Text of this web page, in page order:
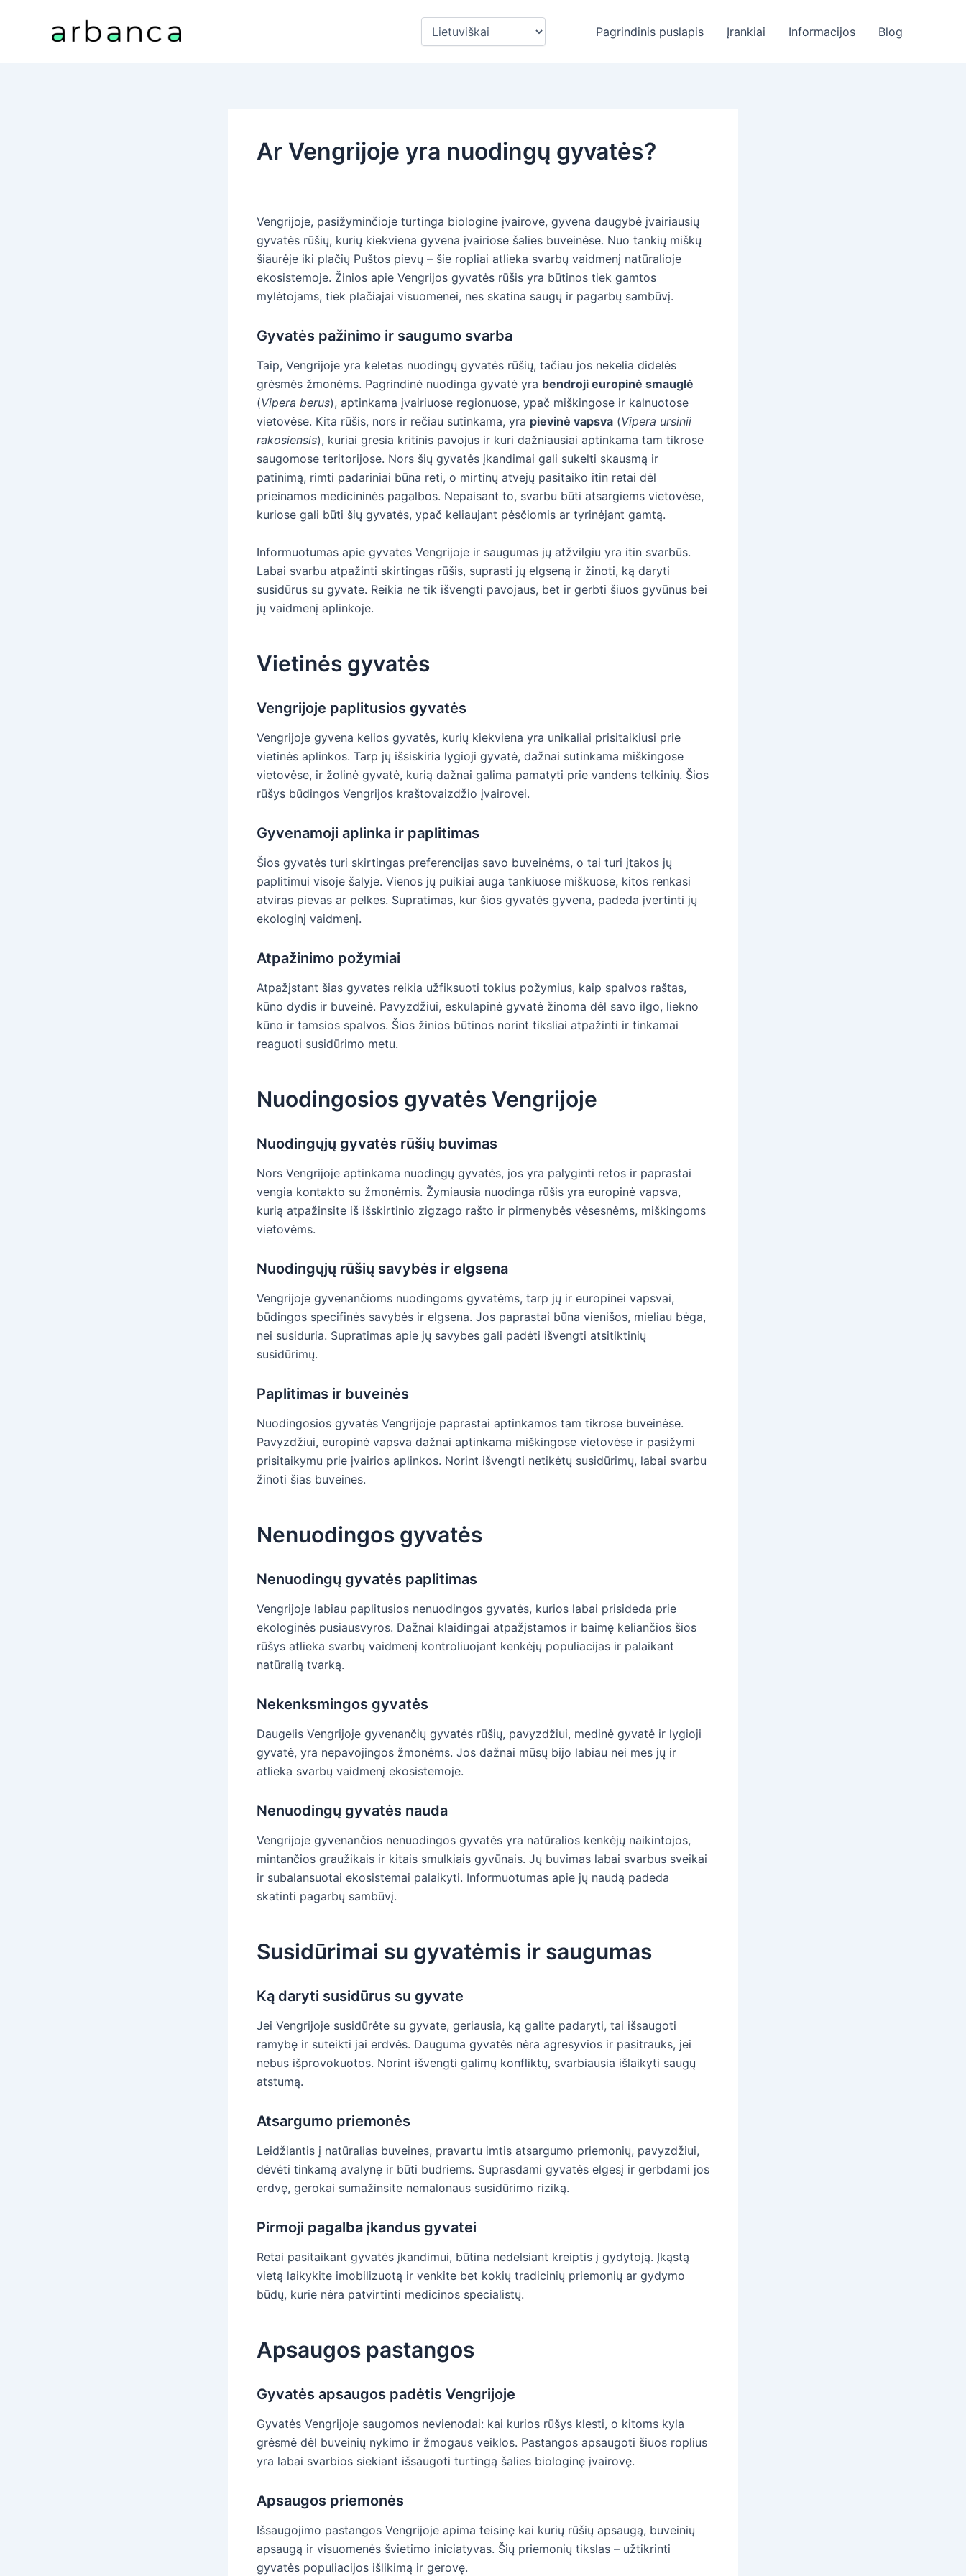
Pasirinkite
kalbą
Pagrindinis puslapis Įrankiai Informacijos Blog
Ar Vengrijoje yra nuodingų gyvatės?
Vengrijoje, pasižyminčioje turtinga biologine įvairove, gyvena daugybė įvairiausių
gyvatės rūšių, kurių kiekviena gyvena įvairiose šalies buveinėse. Nuo tankių miškų
šiaurėje iki plačių Puštos pievų – šie ropliai atlieka svarbų vaidmenį natūralioje
ekosistemoje. Žinios apie Vengrijos gyvatės rūšis yra būtinos tiek gamtos
mylėtojams, tiek plačiajai visuomenei, nes skatina saugų ir pagarbų sambūvį.
Gyvatės pažinimo ir saugumo svarba
Taip, Vengrijoje yra keletas nuodingų gyvatės rūšių, tačiau jos nekelia didelės
grėsmės žmonėms. Pagrindinė nuodinga gyvatė yra bendroji europinė smauglė
(Vipera berus), aptinkama įvairiuose regionuose, ypač miškingose ir kalnuotose
vietovėse. Kita rūšis, nors ir rečiau sutinkama, yra pievinė vapsva (Vipera ursinii
rakosiensis), kuriai gresia kritinis pavojus ir kuri dažniausiai aptinkama tam tikrose
saugomose teritorijose. Nors šių gyvatės įkandimai gali sukelti skausmą ir
patinimą, rimti padariniai būna reti, o mirtinų atvejų pasitaiko itin retai dėl
prieinamos medicininės pagalbos. Nepaisant to, svarbu būti atsargiems vietovėse,
kuriose gali būti šių gyvatės, ypač keliaujant pėsčiomis ar tyrinėjant gamtą.
Informuotumas apie gyvates Vengrijoje ir saugumas jų atžvilgiu yra itin svarbūs.
Labai svarbu atpažinti skirtingas rūšis, suprasti jų elgseną ir žinoti, ką daryti
susidūrus su gyvate. Reikia ne tik išvengti pavojaus, bet ir gerbti šiuos gyvūnus bei
jų vaidmenį aplinkoje.
Vietinės gyvatės
Vengrijoje paplitusios gyvatės
Vengrijoje gyvena kelios gyvatės, kurių kiekviena yra unikaliai prisitaikiusi prie
vietinės aplinkos. Tarp jų išsiskiria lygioji gyvatė, dažnai sutinkama miškingose
vietovėse, ir žolinė gyvatė, kurią dažnai galima pamatyti prie vandens telkinių. Šios
rūšys būdingos Vengrijos kraštovaizdžio įvairovei.
Gyvenamoji aplinka ir paplitimas
Šios gyvatės turi skirtingas preferencijas savo buveinėms, o tai turi įtakos jų
paplitimui visoje šalyje. Vienos jų puikiai auga tankiuose miškuose, kitos renkasi
atviras pievas ar pelkes. Supratimas, kur šios gyvatės gyvena, padeda įvertinti jų
ekologinį vaidmenį.
Atpažinimo požymiai
Atpažįstant šias gyvates reikia užfiksuoti tokius požymius, kaip spalvos raštas,
kūno dydis ir buveinė. Pavyzdžiui, eskulapinė gyvatė žinoma dėl savo ilgo, liekno
kūno ir tamsios spalvos. Šios žinios būtinos norint tiksliai atpažinti ir tinkamai
reaguoti susidūrimo metu.
Nuodingosios gyvatės Vengrijoje
Nuodingųjų gyvatės rūšių buvimas
Nors Vengrijoje aptinkama nuodingų gyvatės, jos yra palyginti retos ir paprastai
vengia kontakto su žmonėmis. Žymiausia nuodinga rūšis yra europinė vapsva,
kurią atpažinsite iš išskirtinio zigzago rašto ir pirmenybės vėsesnėms, miškingoms
vietovėms.
Nuodingųjų rūšių savybės ir elgsena
Vengrijoje gyvenančioms nuodingoms gyvatėms, tarp jų ir europinei vapsvai,
būdingos specifinės savybės ir elgsena. Jos paprastai būna vienišos, mieliau bėga,
nei susiduria. Supratimas apie jų savybes gali padėti išvengti atsitiktinių
susidūrimų.
Paplitimas ir buveinės
Nuodingosios gyvatės Vengrijoje paprastai aptinkamos tam tikrose buveinėse.
Pavyzdžiui, europinė vapsva dažnai aptinkama miškingose vietovėse ir pasižymi
prisitaikymu prie įvairios aplinkos. Norint išvengti netikėtų susidūrimų, labai svarbu
žinoti šias buveines.
Nenuodingos gyvatės
Nenuodingų gyvatės paplitimas
Vengrijoje labiau paplitusios nenuodingos gyvatės, kurios labai prisideda prie
ekologinės pusiausvyros. Dažnai klaidingai atpažįstamos ir baimę keliančios šios
rūšys atlieka svarbų vaidmenį kontroliuojant kenkėjų populiacijas ir palaikant
natūralią tvarką.
Nekenksmingos gyvatės
Daugelis Vengrijoje gyvenančių gyvatės rūšių, pavyzdžiui, medinė gyvatė ir lygioji
gyvatė, yra nepavojingos žmonėms. Jos dažnai mūsų bijo labiau nei mes jų ir
atlieka svarbų vaidmenį ekosistemoje.
Nenuodingų gyvatės nauda
Vengrijoje gyvenančios nenuodingos gyvatės yra natūralios kenkėjų naikintojos,
mintančios graužikais ir kitais smulkiais gyvūnais. Jų buvimas labai svarbus sveikai
ir subalansuotai ekosistemai palaikyti. Informuotumas apie jų naudą padeda
skatinti pagarbų sambūvį.
Susidūrimai su gyvatėmis ir saugumas
Ką daryti susidūrus su gyvate
Jei Vengrijoje susidūrėte su gyvate, geriausia, ką galite padaryti, tai išsaugoti
ramybę ir suteikti jai erdvės. Dauguma gyvatės nėra agresyvios ir pasitrauks, jei
nebus išprovokuotos. Norint išvengti galimų konfliktų, svarbiausia išlaikyti saugų
atstumą.
Atsargumo priemonės
Leidžiantis į natūralias buveines, pravartu imtis atsargumo priemonių, pavyzdžiui,
dėvėti tinkamą avalynę ir būti budriems. Suprasdami gyvatės elgesį ir gerbdami jos
erdvę, gerokai sumažinsite nemalonaus susidūrimo riziką.
Pirmoji pagalba įkandus gyvatei
Retai pasitaikant gyvatės įkandimui, būtina nedelsiant kreiptis į gydytoją. Įkąstą
vietą laikykite imobilizuotą ir venkite bet kokių tradicinių priemonių ar gydymo
būdų, kurie nėra patvirtinti medicinos specialistų.
Apsaugos pastangos
Gyvatės apsaugos padėtis Vengrijoje
Gyvatės Vengrijoje saugomos nevienodai: kai kurios rūšys klesti, o kitoms kyla
grėsmė dėl buveinių nykimo ir žmogaus veiklos. Pastangos apsaugoti šiuos roplius
yra labai svarbios siekiant išsaugoti turtingą šalies biologinę įvairovę.
Apsaugos priemonės
Išsaugojimo pastangos Vengrijoje apima teisinę kai kurių rūšių apsaugą, buveinių
apsaugą ir visuomenės švietimo iniciatyvas. Šių priemonių tikslas – užtikrinti
gyvatės populiacijos išlikimą ir gerovę.